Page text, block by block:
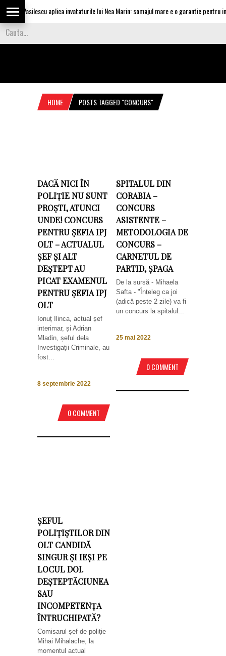
Vasilescu aplica invataturile lui Nea Marin: somajul mare e o garantie pentru
HOME POSTS TAGGED "CONCURS"
DACĂ NICI ÎN
POLIȚIE NU SUNT
PROȘTI, ATUNCI
UNDE! CONCURS
PENTRU ȘEFIA IPJ
OLT – ACTUALUL
ȘEF ȘI ALT
DEȘTEPT AU
PICAT EXAMENUL
PENTRU ȘEFIA IPJ
OLT
Ionuț Ilinca, actual șef
interimar, și Adrian
Mladin, șeful dela
Investigații Criminale, au
fost...
8 septembrie 2022
0 COMMENT
SPITALUL DIN
CORABIA –
CONCURS
ASISTENTE –
METODOLOGIA DE
CONCURS –
CARNETUL DE
PARTID, ȘPAGA
De la sursă - Mihaela
Safta - "Înțeleg ca joi
(adică peste 2 zile) va fi
un concurs la spitalul...
25 mai 2022
0 COMMENT
ȘEFUL
POLIȚIȘTILOR DIN
OLT CANDIDĂ
SINGUR ȘI IEȘI PE
LOCUL DOI.
DEȘTEPTĂCIUNEA
SAU
INCOMPETENȚA
ÎNTRUCHIPATĂ?
Comisarul şef de poliţie
Mihai Mihalache, la
momentul actual